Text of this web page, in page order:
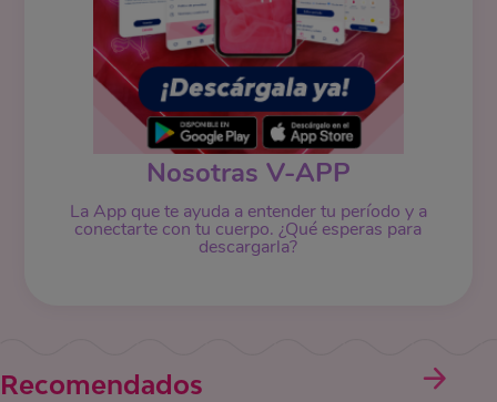
Nosotras V-APP
La App que te ayuda a entender tu período y a
conectarte con tu cuerpo. ¿Qué esperas para
descargarla?
Recomendados